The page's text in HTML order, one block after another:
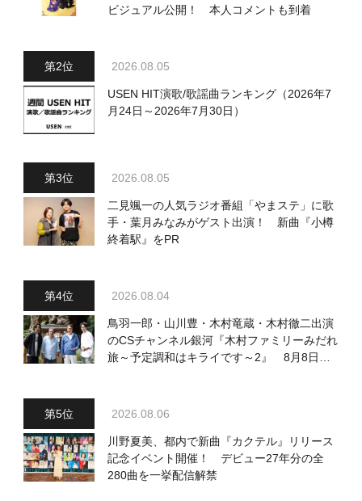
ビジュアル公開！ 本人コメントも到着
2026.08.05
USEN HIT演歌/歌謡曲ランキング（2026年7
月24日～2026年7月30日）
2026.08.05
二見颯一の人気ラジオ番組「やまステ」に歌
手・葉月みなみがゲスト出演！ 新曲『小樽
終着駅』をPR
2026.08.04
鳥羽一郎・山川豊・木村竜蔵・木村徹二出演
のCSチャンネル銀河『木村ファミリーみだれ
旅～予定調和はキライです～2』 8月8日
2026.08.06
川野夏美、都内で新曲『カクテル』リリース
記念イベント開催！ デビュー27年分の全
280曲を一挙配信解禁